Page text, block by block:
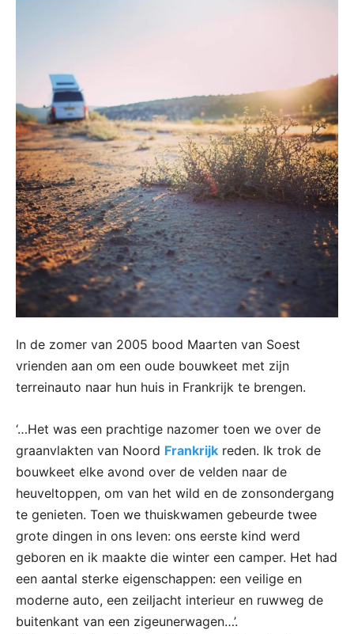
In de zomer van 2005 bood Maarten van Soest
vrienden aan om een oude bouwkeet met zijn
terreinauto naar hun huis in Frankrijk te brengen.
‘…Het was een prachtige nazomer toen we over de
graanvlakten van Noord Frankrijk reden. Ik trok de
bouwkeet elke avond over de velden naar de
heuveltoppen, om van het wild en de zonsondergang
te genieten. Toen we thuiskwamen gebeurde twee
grote dingen in ons leven: ons eerste kind werd
geboren en ik maakte die winter een camper. Het had
een aantal sterke eigenschappen: een veilige en
moderne auto, een zeiljacht interieur en ruwweg de
buitenkant van een zigeunerwagen…’.